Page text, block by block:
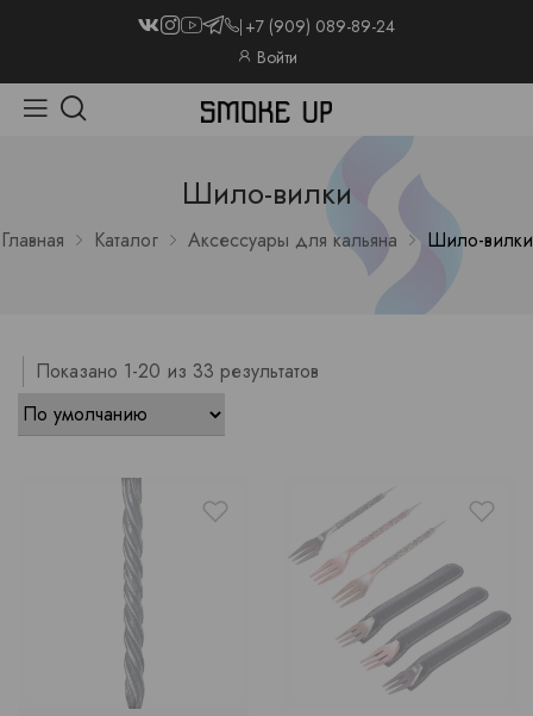
+7 (909) 089-89-24
Войти
Шило-вилки
Главная Каталог Аксессуары для кальяна Шило-вилки
Показано 1-20 из 33 результатов